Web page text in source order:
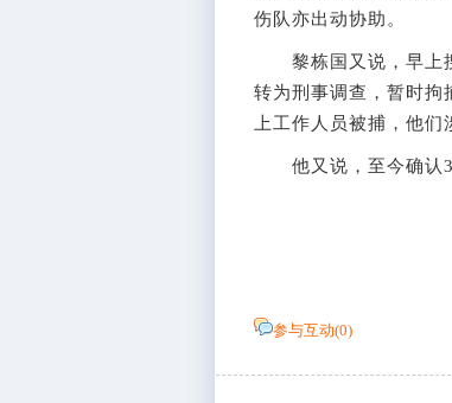
伤队亦出动协助。
黎栋国又说，早上搜
转为刑事调查，暂时拘
上工作人员被捕，他们
他又说，至今确认37
参与互动(0)